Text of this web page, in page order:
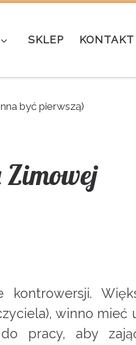
SKLEP KONTAKT
być pierwszą)
Zimowej
winno mieć
pracy, aby